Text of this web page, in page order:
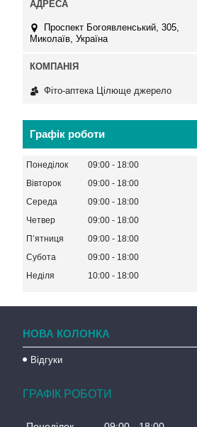
Проспект Богоявленський, 305,
Миколаїв, Україна
Фіто-аптека Цілюще джерело
Графік роботи
Понеділок 09:00
18:00
Вівторок
09:00
18:00
Середа
09:00
18:00
Четвер
09:00
18:00
Пʼятниця
09:00
18:00
Субота
09:00
18:00
Неділя
10:00 18:00
НОВА КОЛОНКА
Відгуки
ГРАФІК РОБОТИ